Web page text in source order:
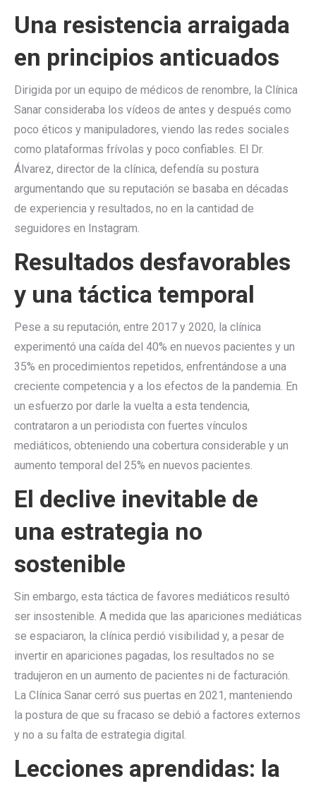
Una resistencia arraigada
en principios anticuados
Dirigida por un equipo de médicos de renombre, la Clínica
Sanar consideraba los vídeos de antes y después como
poco éticos y manipuladores, viendo las redes sociales
como plataformas frívolas y poco confiables. El Dr.
Álvarez, director de la clínica, defendía su postura
argumentando que su reputación se basaba en décadas
de experiencia y resultados, no en la cantidad de
seguidores en Instagram.
Resultados desfavorables
y una táctica temporal
Pese a su reputación, entre 2017 y 2020, la clínica
experimentó una caída del 40% en nuevos pacientes y un
35% en procedimientos repetidos, enfrentándose a una
creciente competencia y a los efectos de la pandemia. En
un esfuerzo por darle la vuelta a esta tendencia,
contrataron a un periodista con fuertes vínculos
mediáticos, obteniendo una cobertura considerable y un
aumento temporal del 25% en nuevos pacientes.
El declive inevitable de
una estrategia no
sostenible
Sin embargo, esta táctica de favores mediáticos resultó
ser insostenible. A medida que las apariciones mediáticas
se espaciaron, la clínica perdió visibilidad y, a pesar de
invertir en apariciones pagadas, los resultados no se
tradujeron en un aumento de pacientes ni de facturación.
La Clínica Sanar cerró sus puertas en 2021, manteniendo
la postura de que su fracaso se debió a factores externos
y no a su falta de estrategia digital.
Lecciones aprendidas: la